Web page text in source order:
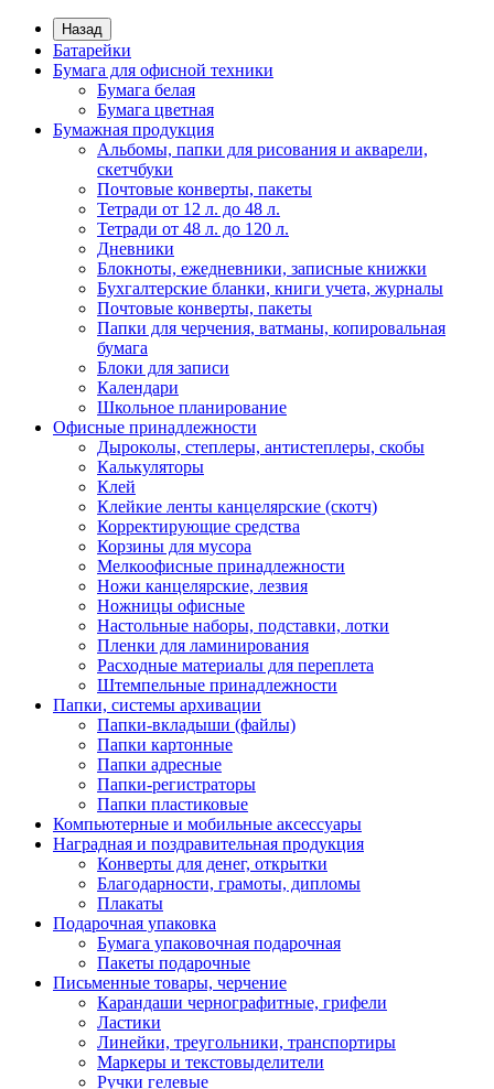
Назад
Батарейки
Бумага для офисной техники
Бумага белая
Бумага цветная
Бумажная продукция
Альбомы, папки для рисования и акварели,
скетчбуки
Почтовые конверты, пакеты
Тетради от 12 л. до 48 л.
Тетради от 48 л. до 120 л.
Дневники
Блокноты, ежедневники, записные книжки
Бухгалтерские бланки, книги учета, журналы
Почтовые конверты, пакеты
Папки для черчения, ватманы, копировальная
бумага
Блоки для записи
Календари
Школьное планирование
Офисные принадлежности
Дыроколы, степлеры, антистеплеры, скобы
Калькуляторы
Клей
Клейкие ленты канцелярские (скотч)
Корректирующие средства
Корзины для мусора
Мелкоофисные принадлежности
Ножи канцелярские, лезвия
Ножницы офисные
Настольные наборы, подставки, лотки
Пленки для ламинирования
Расходные материалы для переплета
Штемпельные принадлежности
Папки, системы архивации
Папки-вкладыши (файлы)
Папки картонные
Папки адресные
Папки-регистраторы
Папки пластиковые
Компьютерные и мобильные аксессуары
Наградная и поздравительная продукция
Конверты для денег, открытки
Благодарности, грамоты, дипломы
Плакаты
Подарочная упаковка
Бумага упаковочная подарочная
Пакеты подарочные
Письменные товары, черчение
Карандаши чернографитные, грифели
Ластики
Линейки, треугольники, транспортиры
Маркеры и текстовыделители
Ручки гелевые